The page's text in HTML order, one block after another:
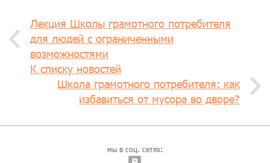
Лекция Школы грамотного потребителя
для людей с ограниченными
возможностями
К списку новостей
​Школа грамотного потребителя: как
избавиться от мусора во дворе?
мы в соц. сетях: